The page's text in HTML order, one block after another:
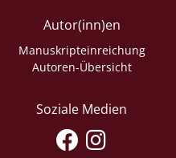
Autor(inn)en
Manuskripteinreichung
Autoren-Übersicht
Soziale Medien